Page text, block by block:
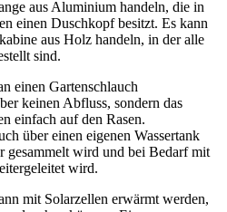
aus Aluminium handeln, die in
einen Duschkopf besitzt. Es kann
aus Holz handeln, in der alle
sind.
einen Gartenschlauch
keinen Abfluss, sondern das
einfach auf den Rasen.
über einen eigenen Wassertank
gesammelt wird und bei Bedarf mit
wird.
mit Solarzellen erwärmt werden,